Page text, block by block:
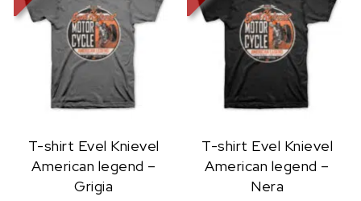
T-shirt Evel Knievel
American legend –
Grigia
T-shirt Evel Knievel
American legend –
Nera